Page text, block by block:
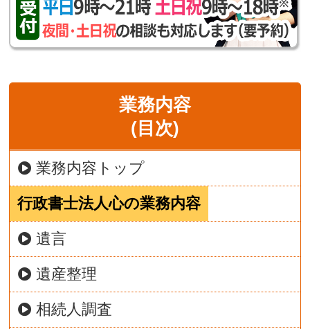
業務内容
(目次)
業務内容トップ
行政書士法人心の業務内容
遺言
遺産整理
相続人調査